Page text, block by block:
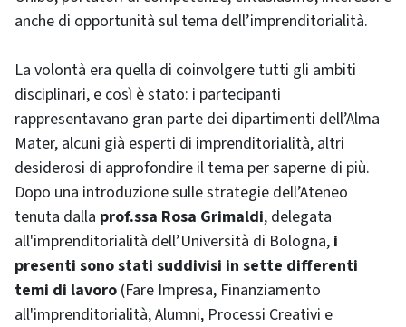
anche di opportunità sul tema dell’imprenditorialità.
La volontà era quella di coinvolgere tutti gli ambiti
disciplinari, e così è stato: i partecipanti
rappresentavano gran parte dei dipartimenti dell’Alma
Mater, alcuni già esperti di imprenditorialità, altri
desiderosi di approfondire il tema per saperne di più.
Dopo una introduzione sulle strategie dell’Ateneo
tenuta dalla prof.ssa Rosa Grimaldi, delegata
all'imprenditorialità dell’Università di Bologna, i
presenti sono stati suddivisi in sette differenti
temi di lavoro (Fare Impresa, Finanziamento
all'imprenditorialità, Alumni, Processi Creativi e